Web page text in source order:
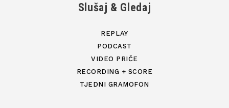
Slušaj & Gledaj
REPLAY
PODCAST
VIDEO PRIČE
RECORDING + SCORE
TJEDNI GRAMOFON